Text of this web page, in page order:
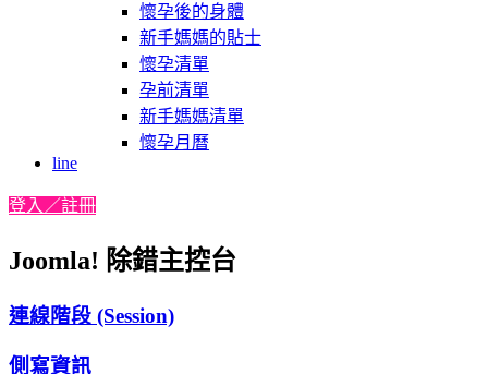
懷孕後的身體
新手媽媽的貼士
懷孕清單
孕前清單
新手媽媽清單
懷孕月曆
line
登入／註冊
Joomla! 除錯主控台
連線階段 (Session)
側寫資訊